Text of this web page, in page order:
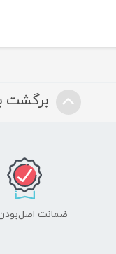
برگشت
ضمانت اصل‌بودن